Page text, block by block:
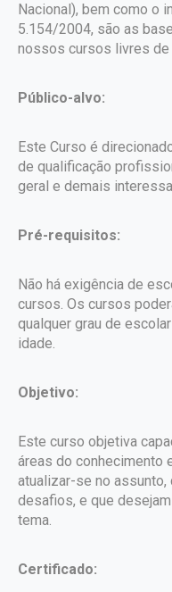
Nacional), bem como o
5.154/2004, são as
nossos cursos livres
Público-alvo:
Este Curso é
de qualificação
geral e demais
Pré-requisitos:
Não há exigência de
cursos. Os cursos
qualquer grau de
idade.
Objetivo:
Este curso objetiva
áreas do conhecimento
atualizar-se no
desafios, e que
tema.
Certificado: